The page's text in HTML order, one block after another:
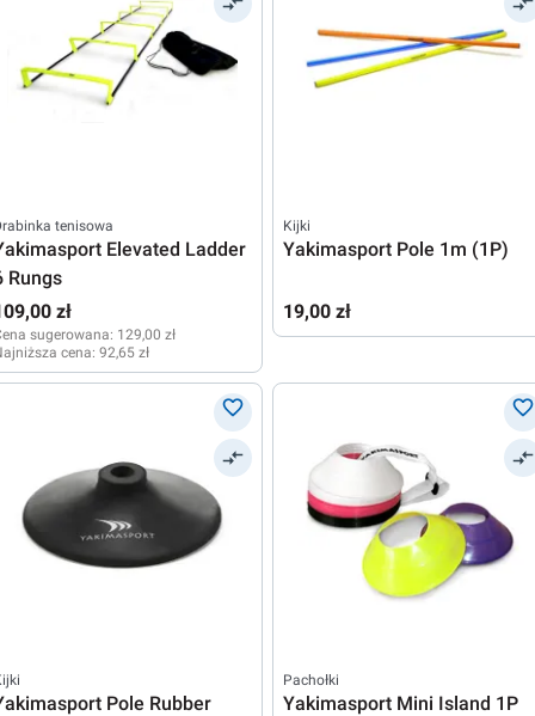
tenisowa
Elevated Ladder
Rungs
zł
sugerowana: 129,00 zł
cena: 92,65 zł
Kijki
Yakimasport Pole 1m (1P)
19,00 zł
Pole Rubber
Pachołki
Yakimasport Mini Island 1P